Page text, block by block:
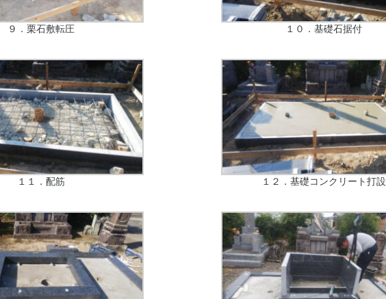
９．栗石敷転圧 １０．基礎石据付
１１．配筋 １２．基礎コンクリート打設